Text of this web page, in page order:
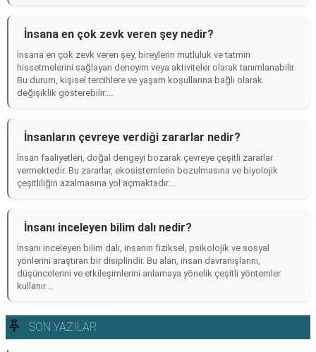
İnsana en çok zevk veren şey nedir?
İnsana en çok zevk veren şey, bireylerin mutluluk ve tatmin
hissetmelerini sağlayan deneyim veya aktiviteler olarak tanımlanabilir.
Bu durum, kişisel tercihlere ve yaşam koşullarına bağlı olarak
değişiklik gösterebilir....
İnsanların çevreye verdiği zararlar nedir?
İnsan faaliyetleri, doğal dengeyi bozarak çevreye çeşitli zararlar
vermektedir. Bu zararlar, ekosistemlerin bozulmasına ve biyolojik
çeşitliliğin azalmasına yol açmaktadır....
İnsanı inceleyen bilim dalı nedir?
İnsanı inceleyen bilim dalı, insanın fiziksel, psikolojik ve sosyal
yönlerini araştıran bir disiplindir. Bu alan, insan davranışlarını,
düşüncelerini ve etkileşimlerini anlamaya yönelik çeşitli yöntemler
kullanır....
SON YAZILAR